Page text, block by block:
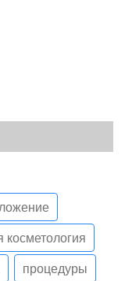
косметология
процедуры